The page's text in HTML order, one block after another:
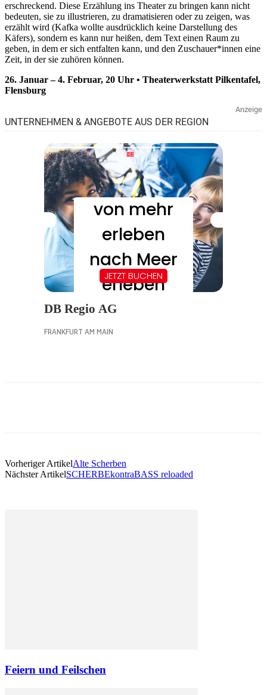
erschreckend. Diese Erzählung ins Theater zu bringen kann nicht
bedeuten, sie zu illustrieren, zu dramatisieren oder zu zeigen, was
erzählt wird (Kafka wollte ausdrücklich keine Darstellung des
Käfers), sondern es kann nur heißen, dem Text einen Raum zu
geben, in dem er sich entfalten kann, und den Zuschauer*innen eine
Zeit, in der sie zuhören können.
26. Januar – 4. Februar, 20 Uhr • Theaterwerkstatt Pilkentafel,
Flensburg
Vorheriger ArtikelAlte Scherben
Nächster ArtikelSCHERBEkontraBASS reloaded
Feiern und Feilschen